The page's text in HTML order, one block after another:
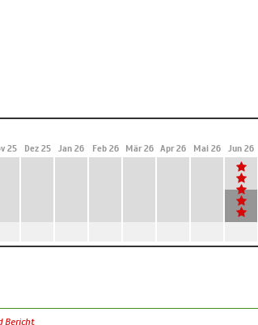
25 Dez 25 Jan 26 Feb 26 Mär 26 Apr 26 Mai 26 Jun 26
Bericht